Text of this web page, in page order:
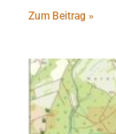
Zum Beitrag »